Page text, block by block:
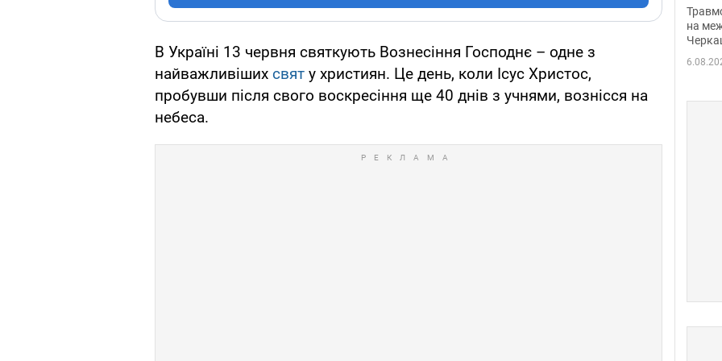
В Україні 13 червня святкують Вознесіння Господнє – одне з
найважливіших свят у християн. Це день, коли Ісус Христос,
пробувши після свого воскресіння ще 40 днів з учнями, вознісся на
небеса.
Фото
на